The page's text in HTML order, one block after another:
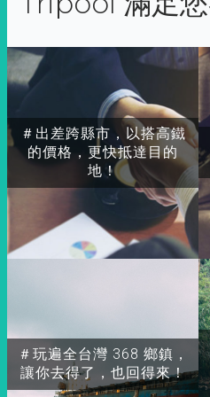
＃出差跨縣市，以搭高鐵
的價格，更快抵達目的
地！
＃玩遍全台灣 368 鄉鎮，
讓你去得了，也回得來！